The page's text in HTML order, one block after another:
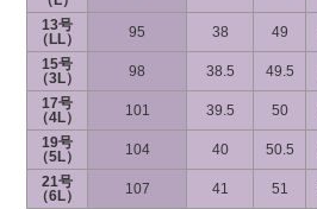
13号
（LL）
95 38 49
15号
（3L）
98 38.5 49.5
17号
（4L）
101 39.5 50
19号
（5L）
104 40 50.5
21号
（6L）
107 41 51